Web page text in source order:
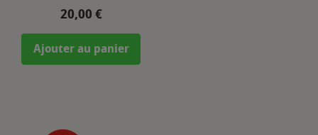
Prix
20,00 €
Ajouter au panier